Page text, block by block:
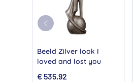
Beeld Zilver look I
loved and lost you
€535,92